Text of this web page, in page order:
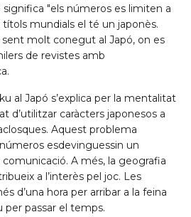
significa "els números es limiten a
títols mundials el té un japonès.
molt conegut al Japó, on es
de revistes amb
al Japó s’explica per la mentalitat
d’utilitzar caràcters japonesos a
Aquest problema
esdevinguessin un
A més, la geografia
a l’interès pel joc. Les
d’una hora per arribar a la feina
per passar el temps.